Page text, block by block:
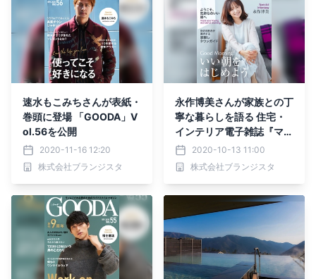
速水もこみちさんが表紙・
巻頭に登場 「GOODA」V
ol.56を公開
2020-11-16 12:20
株式会社ブランジスタ
永作博美さんが家族との丁
寧な暮らしを語る 住宅・
インテリア電子雑誌『マド
リーム』Vol.34公開
2020-10-13 11:00
株式会社ブランジスタ